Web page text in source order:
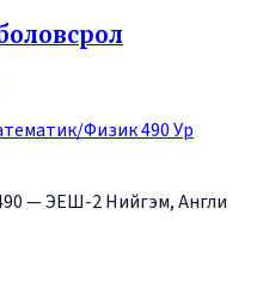
Физик 490 Ур
— ЭЕШ-2 Нийгэм, Англи